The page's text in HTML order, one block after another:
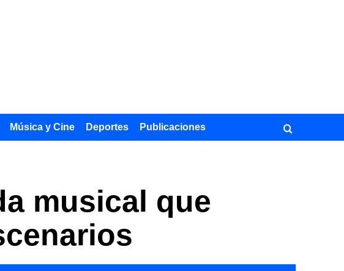
Música y Cine Deportes Publicaciones
musical que